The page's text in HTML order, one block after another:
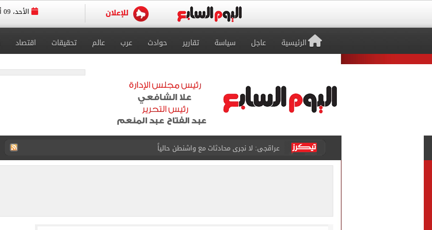
الأحد، 09 أغسطس 2026
الرئيسية عاجل سياسة تقارير حوادث عرب عالم تحقيقات اقتصاد
عراقجى: لا نجرى محادثات مع واشنطن حالياً
الأحلام تتحول إلى حقيقة.. طرابزون سبور يحتفل بصفقة محمد صلاح بفيديو جديد
برشلونة يضع خطة شاملة لتطوير حمزة عبد الكريم قبل مواجهة الأهلي